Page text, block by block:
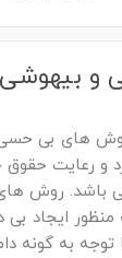
و بیهوشی
روش های بی
و رعایت حقوق
باشد. روش
ایجاد بی
به گونه دام